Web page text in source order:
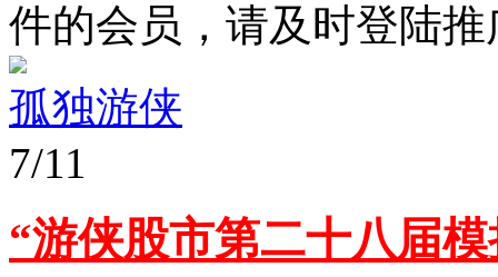
件的会员，请及时登陆
孤独游侠
7/11
“游侠股市第二十八届